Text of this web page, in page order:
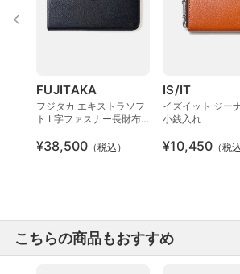
FUJITAKA
フジタカ エキストラソフ
ト L字ファスナー長財布
¥38,500 （税込）
IS/IT
イズイット ジー
小銭入れ
¥10,450 （税
こちらの商品もおすすめ